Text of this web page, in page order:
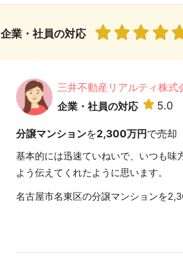
企業・社員の対応
三井不動産リアルティ株式
企業・社員の対応
5.0
分譲マンションを2,300万円 で売却
基本的には迅速ていねいで、いつも味
よう伝えてくれたように思います。
名古屋市名東区の分譲マンションを